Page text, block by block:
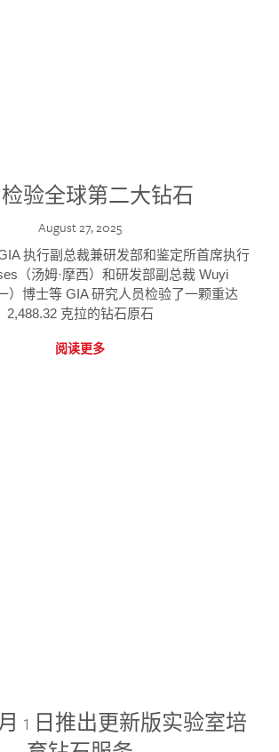
检验全球第二大钻石
August 27, 2025
执行副总裁兼研发部和鉴定所首席执行
（汤姆·摩西）和研发部副总裁 Wuyi
）博士等 GIA 研究人员检验了一颗重达
2,488.32 克拉的钻石原石
阅读更多
1 日推出更新版实验室培